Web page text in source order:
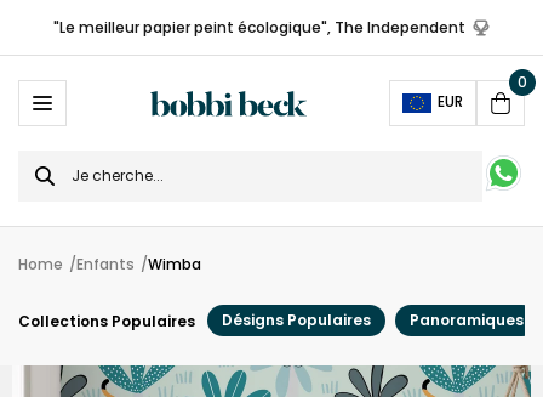
"Le meilleur papier peint écologique", The Independent
EUR
Cart
0
Search
for
Home Enfants Wimba
Collections Populaires Désigns Populaires Panoramiques